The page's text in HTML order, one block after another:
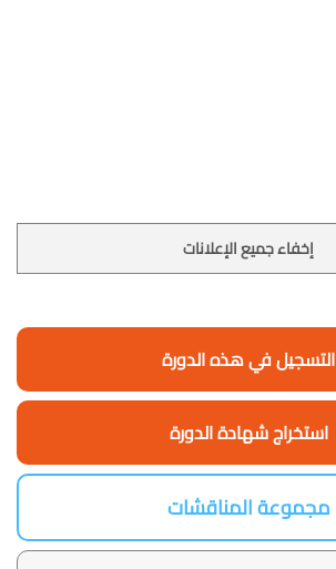
إخفاء جميع الإعلانات
التسجيل في هذه الدورة
استخراج شهادة الدورة
مجموعة المناقشات